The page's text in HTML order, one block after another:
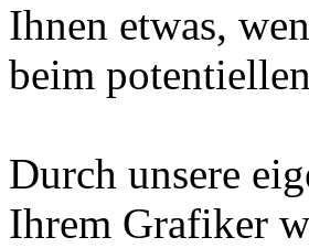
Ihnen etwas,
beim
Durch unsere
Ihrem Grafiker